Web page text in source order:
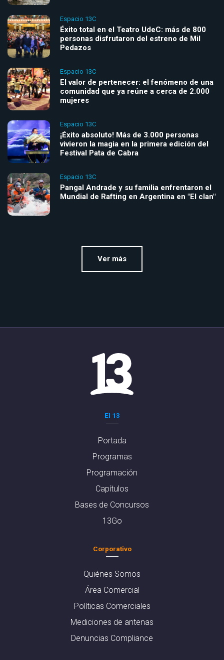
Espacio 13C
Éxito total en el Teatro UdeC: más de 800
personas disfrutaron del estreno de Mil
Pedazos
Espacio 13C
El valor de pertenecer: el fenómeno de una
comunidad que ya reúne a cerca de 2.000
mujeres
Espacio 13C
¡Éxito absoluto! Más de 3.000 personas
vivieron la magia en la primera edición del
Festival Pata de Cabra
Espacio 13C
Pangal Andrade y su familia enfrentaron el
Mundial de Rafting en Argentina en "El clan"
Ver más
El 13
Portada
Programas
Programación
Capítulos
Bases de Concursos
13Go
Corporativo
Quiénes Somos
Área Comercial
Políticas Comerciales
Mediciones de antenas
Denuncias Compliance